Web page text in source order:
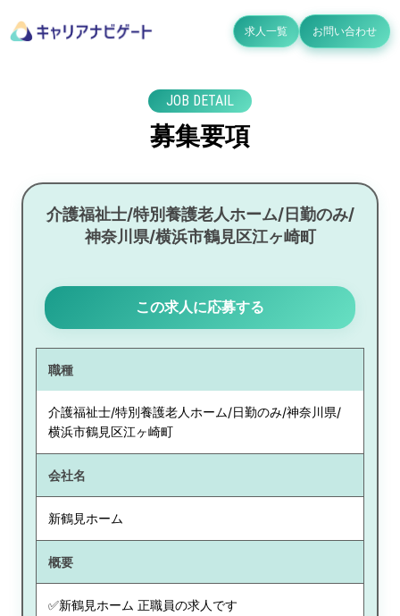
求人一覧 お問い合わせ
JOB DETAIL
募集要項
介護福祉士/特別養護老人ホーム/日勤のみ/
神奈川県/横浜市鶴見区江ヶ崎町
この求人に応募する
職種
介護福祉士/特別養護老人ホーム/日勤のみ/神奈川県/
横浜市鶴見区江ヶ崎町
会社名
新鶴見ホーム
概要
✅新鶴見ホーム 正職員の求人です